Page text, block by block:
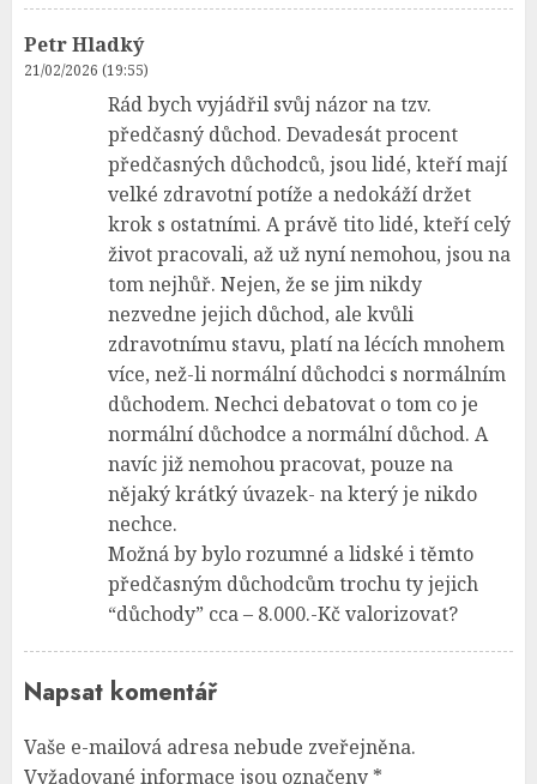
Petr Hladký
21/02/2026 (19:55)
Rád bych vyjádřil svůj názor na tzv.
předčasný důchod. Devadesát procent
předčasných důchodců, jsou lidé, kteří mají
velké zdravotní potíže a nedokáží držet
krok s ostatními. A právě tito lidé, kteří celý
život pracovali, až už nyní nemohou, jsou na
tom nejhůř. Nejen, že se jim nikdy
nezvedne jejich důchod, ale kvůli
zdravotnímu stavu, platí na lécích mnohem
více, než-li normální důchodci s normálním
důchodem. Nechci debatovat o tom co je
normální důchodce a normální důchod. A
navíc již nemohou pracovat, pouze na
nějaký krátký úvazek- na který je nikdo
nechce.
Možná by bylo rozumné a lidské i těmto
předčasným důchodcům trochu ty jejich
“důchody” cca – 8.000.-Kč valorizovat?
Napsat komentář
Vaše e-mailová adresa nebude zveřejněna.
Vyžadované informace jsou označeny *